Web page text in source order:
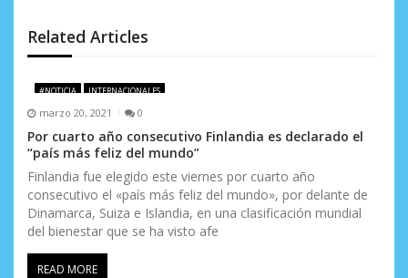
e
n
t
r
a
d
a
Related Articles
#NOTICIA INTERNACIONALES
marzo 20, 2021 0
Por cuarto año consecutivo Finlandia es declarado el
“país más feliz del mundo”
Finlandia fue elegido este viernes por cuarto año
consecutivo el «país más feliz del mundo», por delante de
Dinamarca, Suiza e Islandia, en una clasificación mundial
del bienestar que se ha visto afe
READ MORE